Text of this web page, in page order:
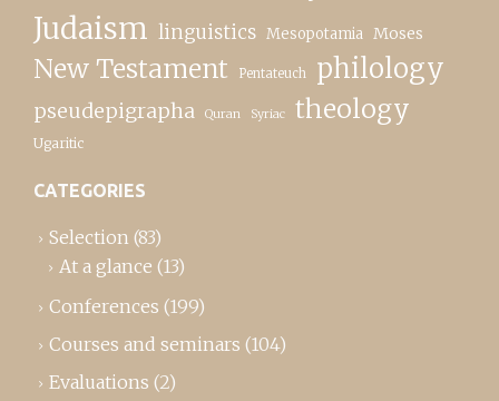
Judaism linguistics Mesopotamia Moses
New Testament Pentateuch philology
pseudepigrapha Quran Syriac theology
Ugaritic
CATEGORIES
Selection (83)
At a glance (13)
Conferences (199)
Courses and seminars (104)
Evaluations (2)